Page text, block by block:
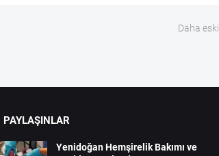
Daha eski
PAYLAŞINLAR
Yenidoğan Hemşirelik Bakımı ve